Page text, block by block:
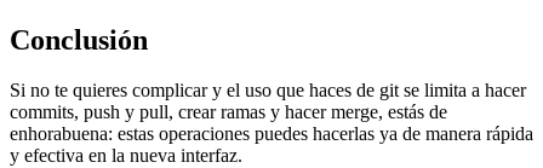
Conclusión
Si no te quieres complicar y el uso que haces de git se limita a hacer
commits, push y pull, crear ramas y hacer merge, estás de
enhorabuena: estas operaciones puedes hacerlas ya de manera rápida
y efectiva en la nueva interfaz.